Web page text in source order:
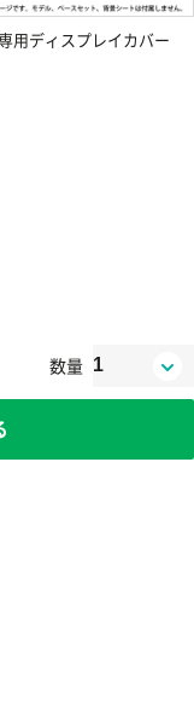
用ディスプレイカバー
数量